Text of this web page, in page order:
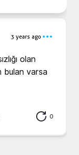
3 years ago
olan
bulan varsa
0